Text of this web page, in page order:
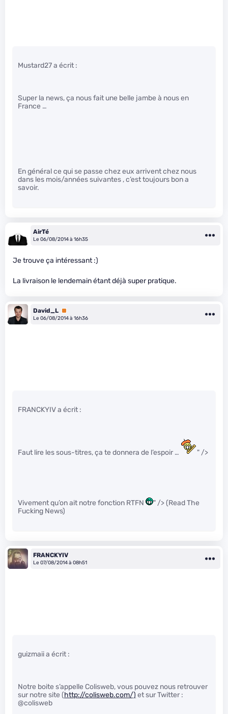
Mustard27 a écrit :
Super la news, ça nous fait une belle jambe à nous en
France …
En général ce qui se passe chez eux arrivent chez nous
dans les mois/années suivantes , c’est toujours bon a
savoir.
AirTé
Le 06/08/2014 à 16h35
Je trouve ça intéressant :)
La livraison le lendemain étant déjà super pratique.
David_L Premium
Le 06/08/2014 à 16h36
FRANCKYIV a écrit :
Faut lire les sous-titres, ça te donnera de l’espoir … " />
Vivement qu’on ait notre fonction RTFN
" /> (Read The
Fucking News)
FRANCKYIV
Le 07/08/2014 à 08h51
guizmaii a écrit :
Notre boite s’appelle Colisweb, vous pouvez nous retrouver
sur notre site (http://colisweb.com/) et sur Twitter :
@colisweb